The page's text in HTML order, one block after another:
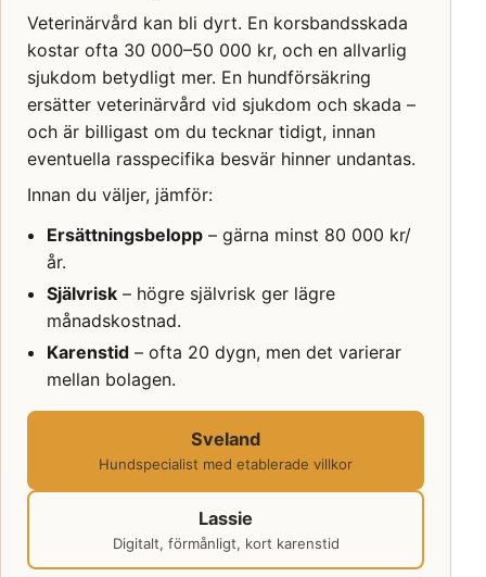
Veterinärvård kan bli dyrt. En korsbandsskada
kostar ofta 30 000–50 000 kr, och en allvarlig
sjukdom betydligt mer. En hundförsäkring
ersätter veterinärvård vid sjukdom och skada –
och är billigast om du tecknar tidigt, innan
eventuella rasspecifika besvär hinner undantas.
Innan du väljer, jämför:
Ersättningsbelopp– gärna minst 80 000 kr/
år.
Självrisk– högre självrisk ger lägre
månadskostnad.
Karenstid– ofta 20 dygn, men det varierar
mellan bolagen.
Sveland
Hundspecialist med etablerade villkor
Lassie
Digitalt, förmånligt, kort karenstid